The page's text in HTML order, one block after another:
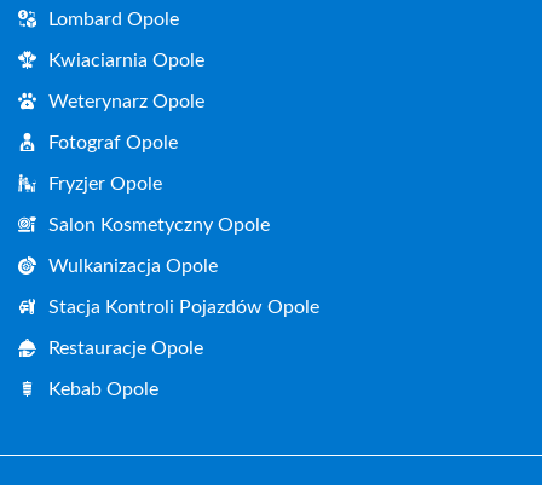
Lombard Opole
Kwiaciarnia Opole
Weterynarz Opole
Fotograf Opole
Fryzjer Opole
Salon Kosmetyczny Opole
Wulkanizacja Opole
Stacja Kontroli Pojazdów Opole
Restauracje Opole
Kebab Opole